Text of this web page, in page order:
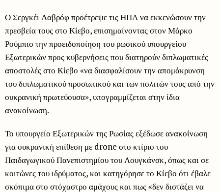
Ο Σεργκέι Λαβρόφ προέτρεψε τις ΗΠΑ να εκκενώσουν την
πρεσβεία τους στο Κίεβο, επισημαίνοντας στον Μάρκο
Ρούμπιο την προειδοποίηση του ρωσικού υπουργείου
Εξωτερικών προς κυβερνήσεις που διατηρούν διπλωματικές
αποστολές στο Κίεβο «να διασφαλίσουν την απομάκρυνση
του διπλωματικού προσωπικού και των πολιτών τους από την
ουκρανική πρωτεύουσα», υπογραμμίζεται στην ίδια
ανακοίνωση.
Το υπουργείο Εξωτερικών της Ρωσίας εξέδωσε ανακοίνωση
για ουκρανική επίθεση με drone στο κτίριο του
Παιδαγωγικού Πανεπιστημίου του Λουγκάνσκ, όπως και σε
κοιτώνες του ιδρύματος, και κατηγόρησε το Κίεβο ότι έβαλε
σκόπιμα στο στόχαστρο αμάχους και πως «δεν διστάζει να